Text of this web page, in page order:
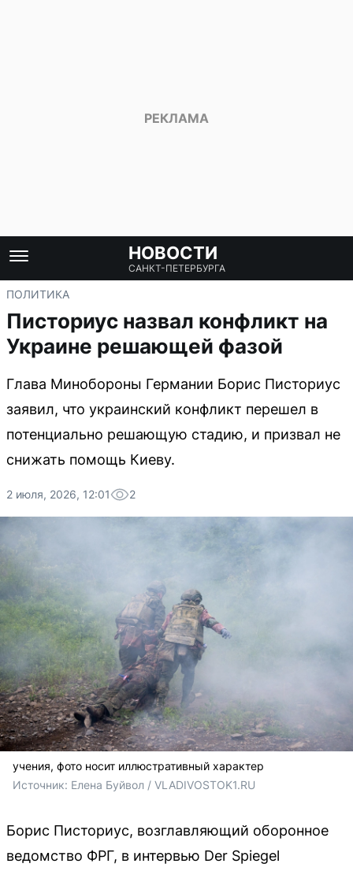
НОВОСТИ
САНКТ-ПЕТЕРБУРГА
ПОЛИТИКА
Писториус назвал конфликт на
Украине решающей фазой
Глава Минобороны Германии Борис Писториус
заявил, что украинский конфликт перешел в
потенциально решающую стадию, и призвал не
снижать помощь Киеву.
2 июля, 2026, 12:01 2
учения, фото носит иллюстративный характер
Источник: Елена Буйвол / VLADIVOSTOK1.RU
Борис Писториус, возглавляющий оборонное
ведомство ФРГ, в интервью Der Spiegel